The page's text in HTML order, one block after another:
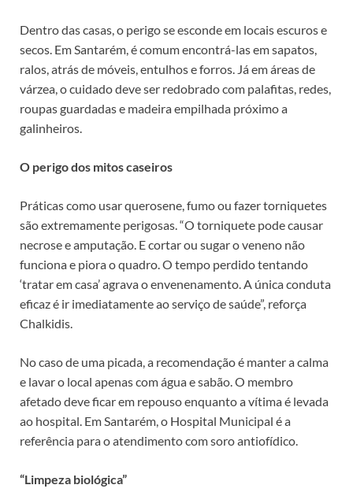
Dentro das casas, o perigo se esconde em locais escuros e
secos. Em Santarém, é comum encontrá-las em sapatos,
ralos, atrás de móveis, entulhos e forros. Já em áreas de
várzea, o cuidado deve ser redobrado com palafitas, redes,
roupas guardadas e madeira empilhada próximo a
galinheiros.
O perigo dos mitos caseiros
Práticas como usar querosene, fumo ou fazer torniquetes
são extremamente perigosas. “O torniquete pode causar
necrose e amputação. E cortar ou sugar o veneno não
funciona e piora o quadro. O tempo perdido tentando
‘tratar em casa’ agrava o envenenamento. A única conduta
eficaz é ir imediatamente ao serviço de saúde”, reforça
Chalkidis.
No caso de uma picada, a recomendação é manter a calma
e lavar o local apenas com água e sabão. O membro
afetado deve ficar em repouso enquanto a vítima é levada
ao hospital. Em Santarém, o Hospital Municipal é a
referência para o atendimento com soro antiofídico.
“Limpeza biológica”